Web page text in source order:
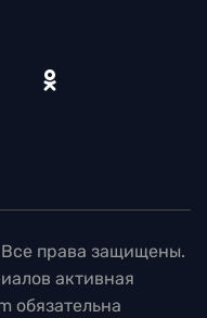
права защищены.
активная
обязательна